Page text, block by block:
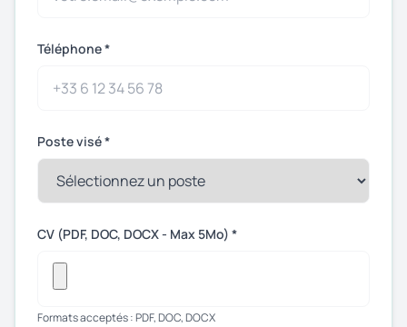
Téléphone *
Poste visé *
CV (PDF, DOC, DOCX - Max 5Mo) *
Formats acceptés : PDF, DOC, DOCX